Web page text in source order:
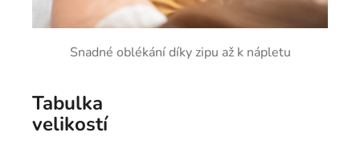
Snadné oblékání díky zipu až k nápletu
Tabulka
velikostí